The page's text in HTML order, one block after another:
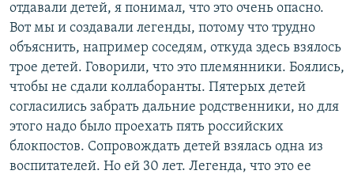
отдавали детей, я понимал, что это очень опасно.
Вот мы и создавали легенды, потому что трудно
объяснить, например соседям, откуда здесь взялось
трое детей. Говорили, что это племянники. Боялись,
чтобы не сдали коллаборанты. Пятерых детей
согласились забрать дальние родственники, но для
этого надо было проехать пять российских
блокпостов. Сопровождать детей взялась одна из
воспитателей. Но ей 30 лет. Легенда, что это ее